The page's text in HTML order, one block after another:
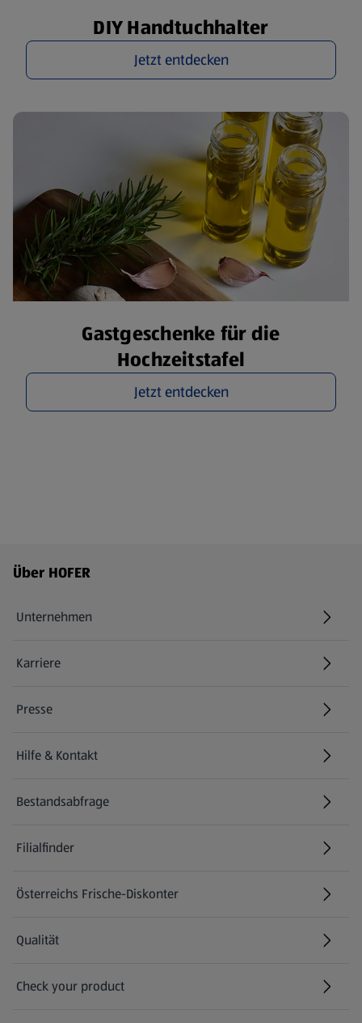
DIY Handtuchhalter
Jetzt entdecken
Gastgeschenke für die
Hochzeitstafel
Jetzt entdecken
Fußzeilenmenü - weitere Links
Über HOFER
Unternehmen
Karriere
(öffnet in einem neuen Tab)
Presse
Hilfe & Kontakt
(öffnet in einem neuen Tab)
Bestandsabfrage
(öffnet in einem neuen Tab)
Filialfinder
Österreichs Frische-Diskonter
Qualität
Check your product
(öffnet in einem neuen Tab)